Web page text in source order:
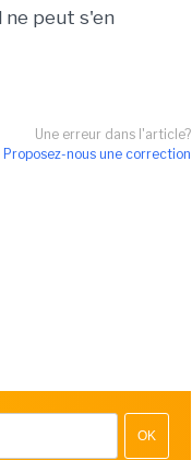
ne peut s'en
Une erreur dans l'article?
Proposez-nous une correction
OK